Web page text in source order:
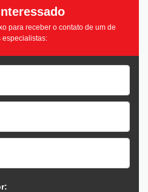
para receber o contato de um de
especialistas: